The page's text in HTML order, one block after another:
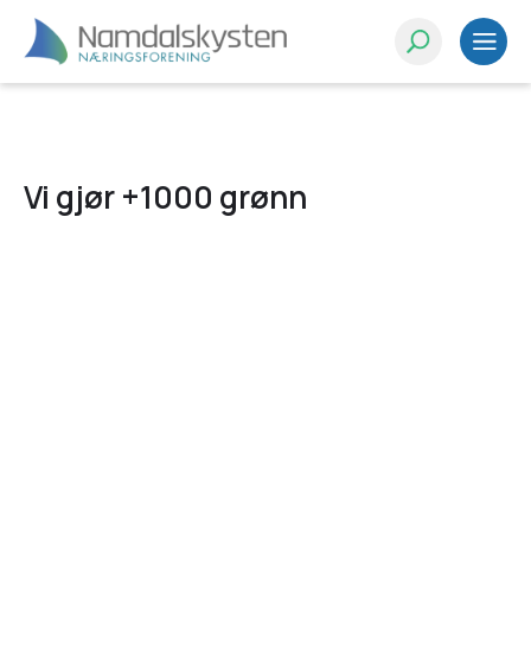
Vi gjør +1000 grønn